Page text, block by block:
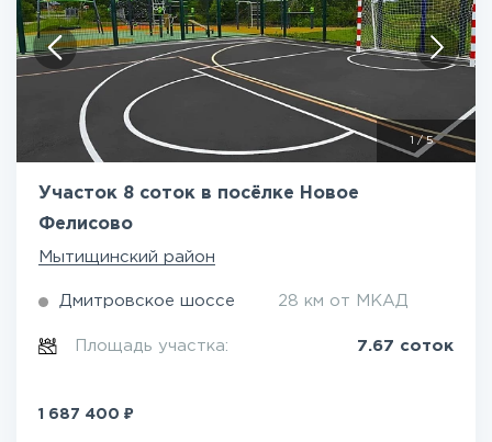
/5
Участок 8 соток в посёлке Новое
Фелисово
Мытищинский район
Дмитровское шоссе 28 км от МКАД
Площадь участка: 7.67 соток
1 687 400 ₽